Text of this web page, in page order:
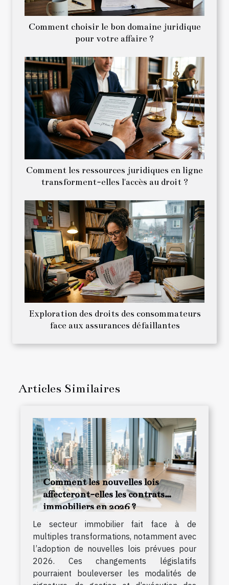
Comment choisir le bon domaine juridique
pour votre affaire ?
Comment les ressources juridiques en ligne
transforment-elles l'accès au droit ?
Exploration des droits des consommateurs
face aux assurances défaillantes
Articles Similaires
Comment les nouvelles lois
affecteront-elles les contrats
immobiliers en 2026 ?
Le secteur immobilier fait face à de
multiples transformations, notamment avec
l’adoption de nouvelles lois prévues pour
2026. Ces changements législatifs
pourraient bouleverser les modalités de